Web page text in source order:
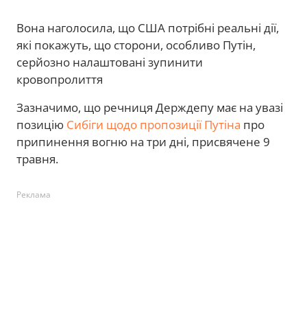
Вона наголосила, що США потрібні реальні дії,
які покажуть, що сторони, особливо Путін,
серйозно налаштовані зупинити
кровопролиття
Зазначимо, що речниця Держдепу має на увазі
позицію Сибіги щодо пропозиції Путіна про
припинення вогню на три дні, присвячене 9
травня.
Реклама